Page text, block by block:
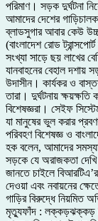
পরিমাণ। সড়ক দুর্ঘটনা
আমাদের দেশের
ব্লাডসুগার আবার কেউ
(বাংলাদেশ রোড
সংখ্যা সাড়ে ছয় লাখের
যানবাহনের বেহাল দশায়
উদাসীন। কার্যকর ও
তারা। দুর্ঘটনায়
বিশেষজ্ঞরা। সেইফ
যা মানুষের ভুল করার
পরিবহণ বিশেষজ্ঞ ও
হক বলেন, আমাদের
সড়কে যে অরাজকতা
জানতে চাইলে
দেওয়া এবং নবায়নের
গাড়ির বিরুদ্ধে নিয়মিত
মৃত্যুফাঁদ : লক্কড়ঝক্কড়